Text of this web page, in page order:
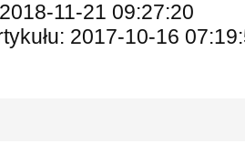
11-21 09:27:20
2017-10-16